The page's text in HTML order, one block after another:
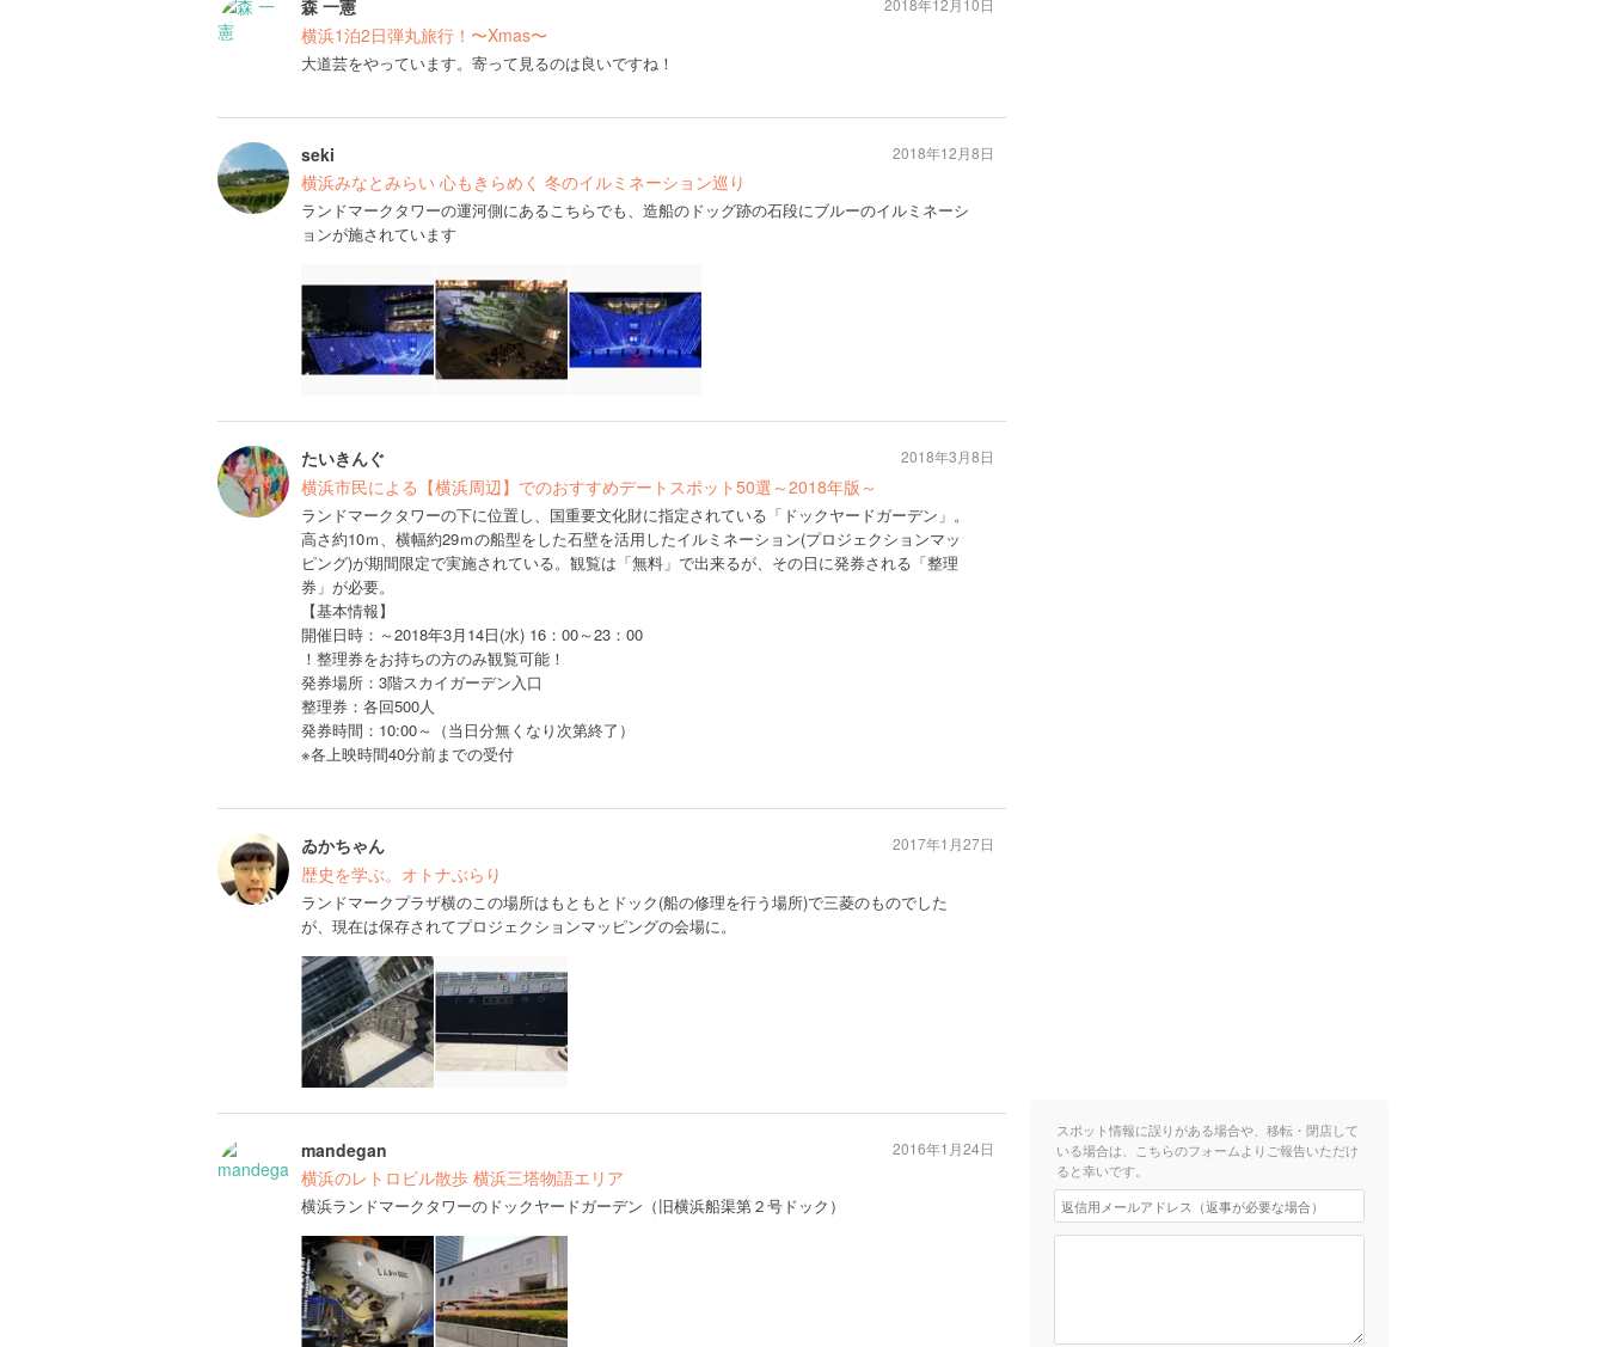
森 一憲
横浜1泊2日弾丸旅行！〜Xmas〜
大道芸をやっています。寄って見るのは良いですね！
2018年12月10日
seki
横浜みなとみらい 心もきらめく 冬のイルミネーション巡り
ランドマークタワーの運河側にあるこちらでも、造船のドッグ跡の石段にブルーのイルミネーシ
ョンが施されています
2018年12月8日
たいきんぐ
横浜市民による【横浜周辺】でのおすすめデートスポット50選～2018年版～
ランドマークタワーの下に位置し、国重要文化財に指定されている「ドックヤードガーデン」。
高さ約10ｍ、横幅約29ｍの船型をした石壁を活用したイルミネーション(プロジェクションマッ
ピング)が期間限定で実施されている。観覧は「無料」で出来るが、その日に発券される「整理
券」が必要。
【基本情報】
開催日時：～2018年3月14日(水) 16：00～23：00
！整理券をお持ちの方のみ観覧可能！
発券場所：3階スカイガーデン入口
整理券：各回500人
発券時間：10:00～（当日分無くなり次第終了）
※各上映時間40分前までの受付
2018年3月8日
ゐかちゃん
歴史を学ぶ。オトナぶらり
ランドマークプラザ横のこの場所はもともとドック(船の修理を行う場所)で三菱のものでした
が、現在は保存されてプロジェクションマッピングの会場に。
2017年1月27日
mandegan
横浜のレトロビル散歩 横浜三塔物語エリア
横浜ランドマークタワーのドックヤードガーデン（旧横浜船渠第２号ドック）
2016年1月24日
スポット情報に誤りがある場合や、移転・閉店して
いる場合は、こちらのフォームよりご報告いただけ
ると幸いです。